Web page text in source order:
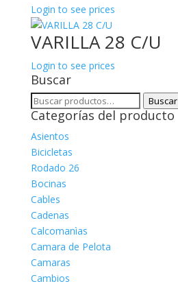
Login to see prices
VARILLA 28 C/U
Login to see prices
Buscar
Buscar
por:
Buscar
Categorías del producto
Asientos
Bicicletas
Rodado 26
Bocinas
Cables
Cadenas
Calcomanìas
Camara de Pelota
Camaras
Cambios